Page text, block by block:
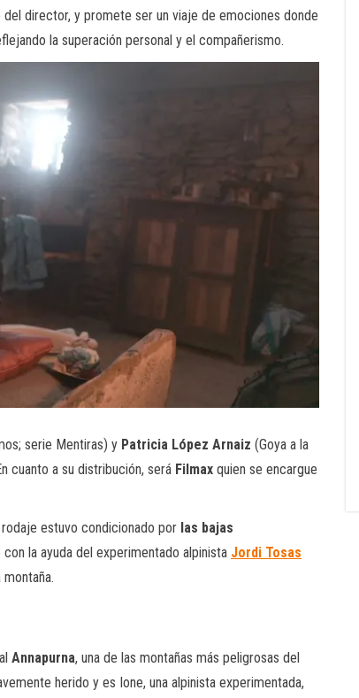
del director, y promete ser un viaje de emociones donde
la superación personal y el compañerismo.
serie Mentiras) y Patricia López Arnaiz (Goya a la
cuanto a su distribución, será Filmax quien se encargue
rodaje estuvo condicionado por las bajas
la ayuda del experimentado alpinista Jordi Tosas
Annapurna, una de las montañas más peligrosas del
herido y es Ione, una alpinista experimentada,